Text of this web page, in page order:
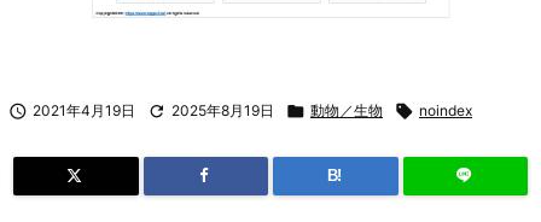
 2021年4月19日  2025年8月19日  動物／生物  noindex
B!